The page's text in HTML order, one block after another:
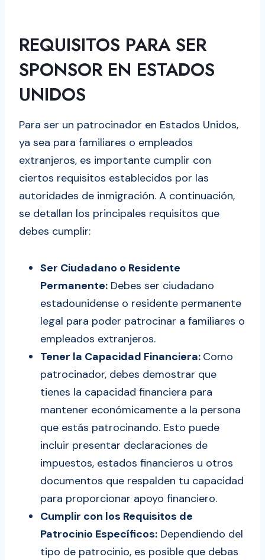
¿A quiénes puede patrocinar un
ciudadano o residente permanente?
¿A cuántas personas puedo
patrocinar?
patrocinador?
Tabla de ingresos para patrocinar a un
familiar 2024
Documentos y formularios necesarios
para patrocinar a un familiar
Preguntas Frecuentes
REQUISITOS PARA SER
SPONSOR EN ESTADOS
UNIDOS
Para ser un patrocinador en Estados Unidos,
ya sea para familiares o empleados
extranjeros, es importante cumplir con
ciertos requisitos establecidos por las
autoridades de inmigración. A continuación,
se detallan los principales requisitos que
debes cumplir:
Ser Ciudadano o Residente
Permanente: Debes ser ciudadano
estadounidense o residente permanente
legal para poder patrocinar a familiares o
empleados extranjeros.
Tener la Capacidad Financiera: Como
patrocinador, debes demostrar que
tienes la capacidad financiera para
mantener económicamente a la persona
que estás patrocinando. Esto puede
incluir presentar declaraciones de
impuestos, estados financieros u otros
documentos que respalden tu capacidad
para proporcionar apoyo financiero.
Cumplir con los Requisitos de
Patrocinio Específicos: Dependiendo del
tipo de patrocinio, es posible que debas